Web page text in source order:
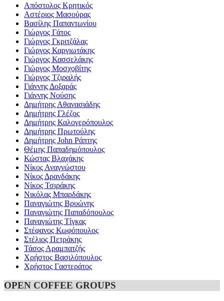
Απόστολος Κρητικός
Αστέριος Μασούρας
Βασίλης Παπαντωνίου
Γιώργος Γάτος
Γιώργος Γκριτζάλας
Γιώργος Καργιωτάκης
Γιώργος Κασσελάκης
Γιώργος Μοσχοβίτης
Γιώργος Τζιραλής
Γιάννης Δοξαράς
Γιάννης Νούσης
Δημήτρης Αθανασιάδης
Δημήτρης Γλέζος
Δημήτρης Καλογερόπουλος
Δημήτρης Πρωτούλης
Δημήτρης John Ράπτης
Θέμης Παπαδημόπουλος
Κώστας Βλαχάκης
Νίκος Αναγνώστου
Νίκος Δρανδάκης
Νίκος Τσιράκης
Νικόλας Μπαρδάκης
Παναγιώτης Βρυώνης
Παναγιώτης Παπαδόπουλος
Παναγιώτης Τίγκας
Στέφανος Κωφόπουλος
Στέλιος Πετράκης
Τάσος Αραμπατζής
Χρήστος Βασιλόπουλος
Χρήστος Γαστεράτος
OPEN COFFEE GROUPS